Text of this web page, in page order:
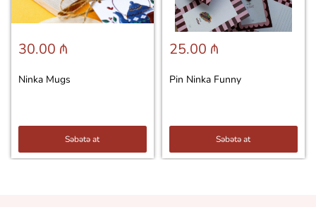
30.00 ₼
Ninka Mugs
Səbətə at
25.00 ₼
Pin Ninka Funny
Səbətə at